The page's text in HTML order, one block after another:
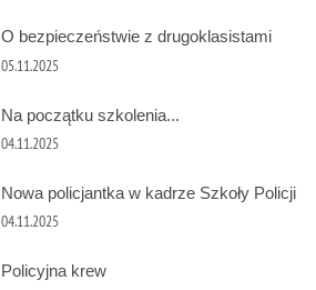
O bezpieczeństwie z drugoklasistami
05.11.2025
Na początku szkolenia...
04.11.2025
Nowa policjantka w kadrze Szkoły Policji
04.11.2025
Policyjna krew